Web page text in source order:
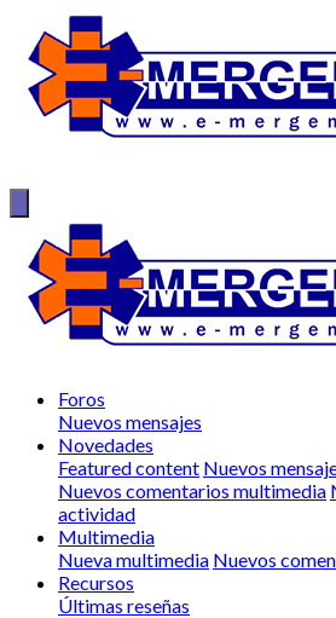
Foros
Nuevos mensajes
Novedades
Featured content Nuevos
Nuevos comentarios multimedia
actividad
Multimedia
Nueva multimedia Nuevos
Recursos
Últimas reseñas